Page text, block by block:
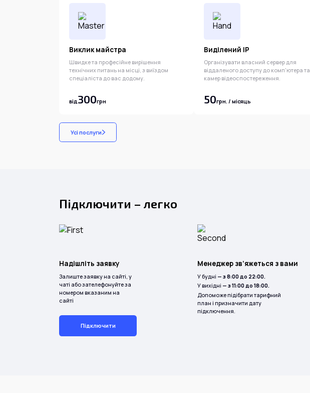
Виклик майстра
Швидке та професійне вирішення
технічних питань на місці, з виїздом
спеціаліста до вас додому.
від300грн
Виділений IP
Організувати власний сервер для
віддаленого доступу до комп'ютера та
камер відеоспостереження.
50грн. / місяць
Усі послуги
Підключити – легко
Надішліть заявку
Залиште заявку на сайті, у
чаті або зателефонуйте за
номером вказаним на
сайті
Підключити
Менеджер зв’яжеться з вами
У будні — з 8:00 до 22:00.
У вихідні — з 11:00 до 18:00.
Допоможе підібрати тарифний
план і призначити дату
підключення.